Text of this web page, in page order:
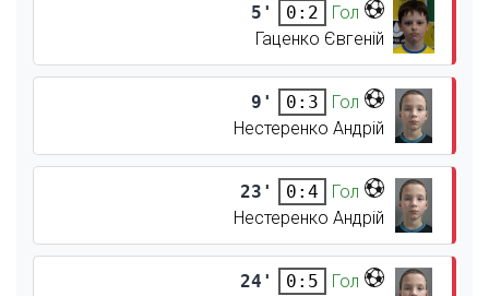
5' 0:2
Гол
Гаценко Євгеній
9' 0:3
Гол
Нестеренко Андрій
23' 0:4
Гол
Нестеренко Андрій
24' 0:5
Гол